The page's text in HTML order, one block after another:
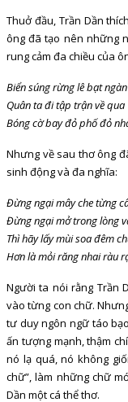
Thuở đầu, Trần Dần
ông đã tạo nên những
rung cảm đa chiều của
Biển súng rừng lê bạt
Quân ta đi tập trận về qua
Bóng cờ bay đỏ phố đỏ
Nhưng về sau thơ ông
sinh động và đa nghĩa:
Đừng ngại mây che từng
Đừng ngại mở trong lòng
Thì hãy lấy mùi soa đêm
Hơn là mỏi răng nhai ràu
Người ta nói rằng Trần
vào từng con chữ.
tư duy ngôn ngữ táo
ấn tượng mạnh, thậm
nó lạ quá, nó không
chữ”, làm những chữ
Dần một cá thể thơ.